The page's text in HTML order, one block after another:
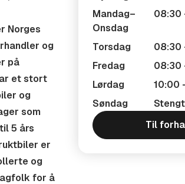
biler og demobiler som selges med
Våre bruktbiler er
og prøvekjørt av fagfolk for å
vi leverer et godt produkt. Vi leverer
og er behjelpelige med frakt av
17.00
19.00
Norges
og
på
et stort
og
som
5 års
er
og
for å
Mandag–
Onsdag
08:30
Torsdag
08:30
Fredag
08:30
Lørdag
10:00
Søndag
Stengt
Til